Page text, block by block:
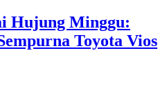
Hujung Minggu:
Toyota Vios